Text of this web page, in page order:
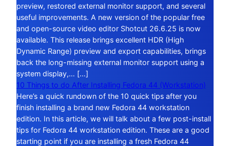
preview, restored external monitor support, and several
useful improvements. A new version of the popular free
and open-source video editor Shotcut 26.6.25 is now
available. This release brings excellent HDR (High
Dynamic Range) preview and export capabilities, brings
back the long-missing external monitor support using a
system display,… […]
10 Things to do After Installing Fedora 44 (Workstation)
Here’s a quick rundown of the 10 quick tips after you
finish installing a brand new Fedora 44 workstation
edition. In this article, we will talk about a few post-install
tips for Fedora 44 workstation edition. These are a good
starting point if you are installing a fresh Fedora 44